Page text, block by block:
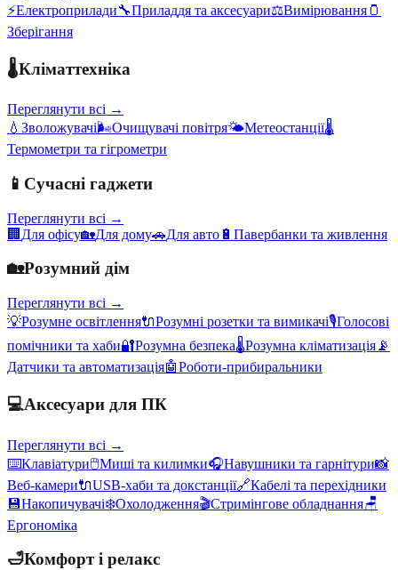
⚡Електроприлади🔧Приладдя та аксесуари⚖️Вимірювання 🫙
Зберігання
🌡️Кліматтехніка
Переглянути всі →
💧 Зволожувачі🌬️Очищувачі повітря🌤️Метеостанції🌡️
Термометри та гігрометри
📱 Сучасні гаджети
Переглянути всі →
🏢 Для офісу🏡Для дому🚗Для авто 🔋 Павербанки та живлення
🏡Розумний дім
Переглянути всі →
💡Розумне освітлення🔌Розумні розетки та вимикачі🎙️Голосові
помічники та хаби🔐Розумна безпека🌡️Розумна кліматизація 📡
Датчики та автоматизація🤖Роботи-прибиральники
💻Аксесуари для ПК
Переглянути всі →
⌨️Клавіатури🖱️Миші та килимки🎧Навушники та гарнітури📸
Веб-камери🔌USB-хаби та докстанції🔗Кабелі та перехідники
💾Накопичувачі❄️Охолодження🎬Стримінгове обладнання🪑
Ергономіка
🛁Комфорт і релакс